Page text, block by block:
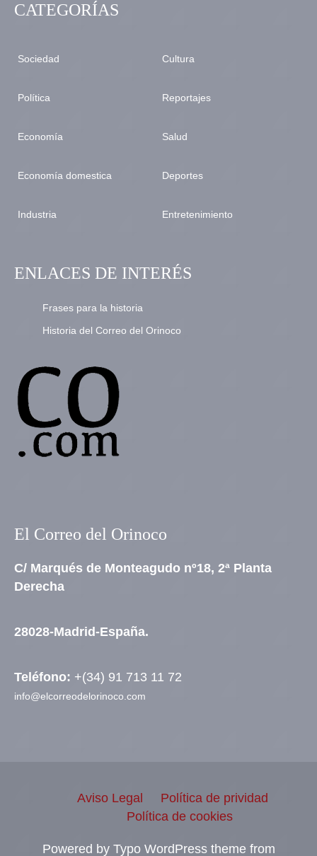
CATEGORÍAS
Sociedad
Política
Economía
Economía domestica
Industria
Cultura
Reportajes
Salud
Deportes
Entretenimiento
ENLACES DE INTERÉS
Frases para la historia
Historia del Correo del Orinoco
El Correo del Orinoco
C/ Marqués de Monteagudo nº18, 2ª Planta
Derecha
28028-Madrid-España.
Teléfono: +(34) 91 713 11 72
info@elcorreodelorinoco.com
Aviso Legal
Política de prividad
Política de cookies
Powered by Typo WordPress theme from